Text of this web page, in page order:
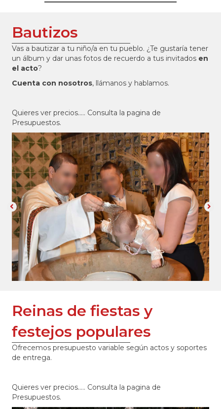
Bautizos
Vas a bautizar a tu niño/a en tu pueblo. ¿Te gustaría tener
un álbum y dar unas fotos de recuerdo a tus invitados en
el acto?
Cuenta con nosotros, llámanos y hablamos.
Quieres ver precios..... Consulta la pagina de
Presupuestos.
Reinas de fiestas y
festejos populares
Ofrecemos presupuesto variable según actos y soportes
de entrega.
Quieres ver precios..... Consulta la pagina de
Presupuestos.